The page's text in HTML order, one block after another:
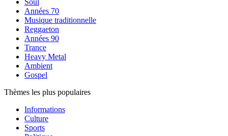
Soul
Années 70
Musique traditionnelle
Reggaeton
Années 90
Trance
Heavy Metal
Ambient
Gospel
Thèmes les plus populaires
Informations
Culture
Sports